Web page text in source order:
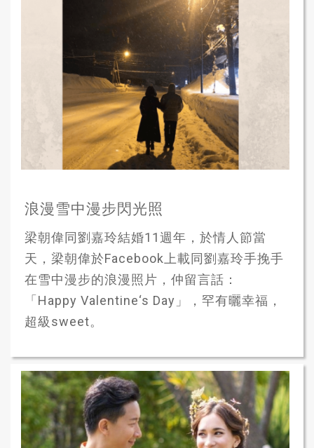
浪漫雪中漫步閃光照
梁朝偉同劉嘉玲結婚11週年，於情人節當
天，梁朝偉於Facebook上載同劉嘉玲手挽手
在雪中漫步的浪漫照片，仲留言話：
「Happy Valentine‘s Day」，罕有曬幸福，
超級sweet。